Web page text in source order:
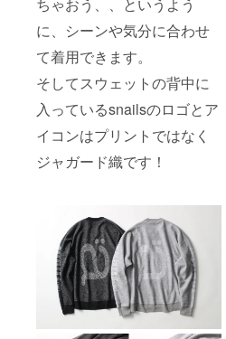
に、シーンや気分に合わせ
て着用できます。
そしてスウェットの背中に
入っているsnailsのロゴとア
イコンはプリントではなく
ジャガード織です！